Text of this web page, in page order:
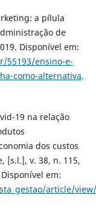
a pílula
de
Disponível em:
55193/ensino-e-
como-alternativa.
19 na relação
dos custos
[s.l.], v. 38, n. 115,
em:
article/